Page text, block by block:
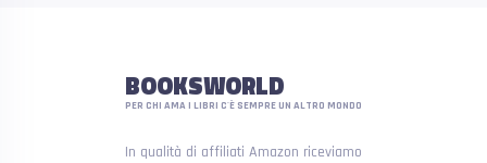
BOOKSWORLD
PER CHI AMA I LIBRI C'È SEMPRE UN ALTRO MONDO
In qualità di affiliati Amazon riceviamo